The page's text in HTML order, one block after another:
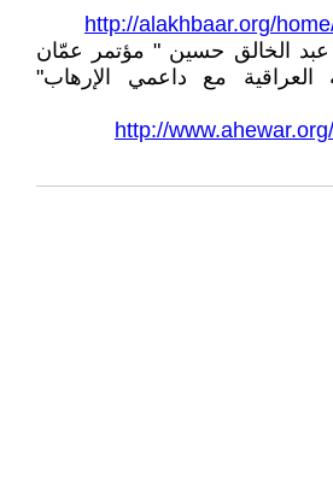
http://alakhbaar.org/
عبد الخالق حسين " مؤتمر عمّان
العراقية مع داعمي الإرهاب"
http://